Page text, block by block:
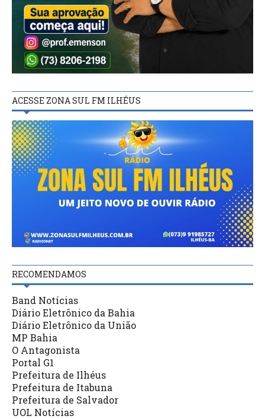
ACESSE ZONA SUL FM ILHÉUS
RECOMENDAMOS
Band Notícias
Diário Eletrônico da Bahia
Diário Eletrônico da União
MP Bahia
O Antagonista
Portal G1
Prefeitura de Ilhéus
Prefeitura de Itabuna
Prefeitura de Salvador
UOL Notícias